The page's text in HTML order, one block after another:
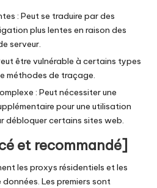
: Peut se traduire par des
plus lentes en raison des
serveur.
être vulnérable à certains types
méthodes de traçage.
: Peut nécessiter une
pour une utilisation
débloquer certains sites web.
et recommandé]
les proxys résidentiels et les
Les premiers sont